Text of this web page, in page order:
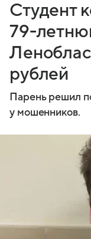
Студент
79-
рублей
Парень решил
у мошенников.